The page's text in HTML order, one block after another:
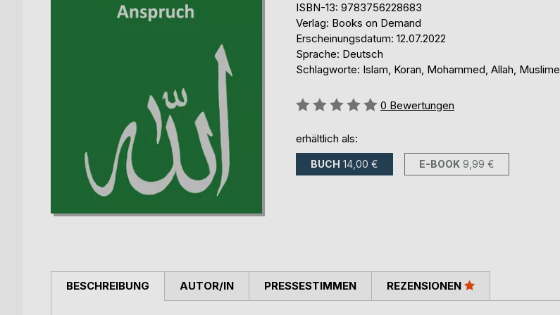
ISBN-13: 9783756228683
Verlag: Books on Demand
Erscheinungsdatum: 12.07.2022
Sprache: Deutsch
Schlagworte: Islam, Koran, Mohammed, Allah, Muslime
Bewertung::
0 Bewertungen
erhältlich als:
BUCH 14,00 € E-BOOK 9,99 €
BESCHREIBUNG AUTOR/IN PRESSESTIMMEN REZENSIONEN